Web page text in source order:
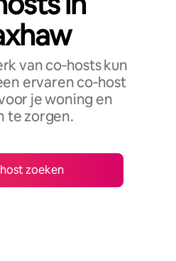
van co‑hosts kun
ervaren co‑host
je woning en
te zorgen.
zoeken